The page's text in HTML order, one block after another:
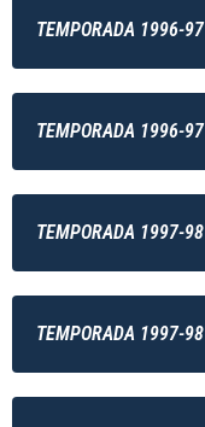
TEMPORADA 1996-97
TEMPORADA 1996-97
TEMPORADA 1997-98
TEMPORADA 1997-98